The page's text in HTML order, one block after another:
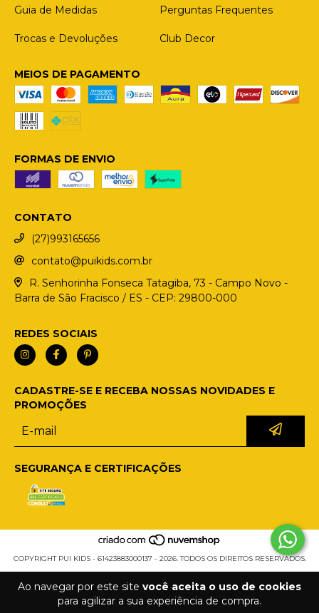
Ao navegar por este site você aceita o uso de cookies
para agilizar a sua experiência de compra.
Guia de Medidas Perguntas Frequentes
Trocas e Devoluções Club Decor
MEIOS DE PAGAMENTO
FORMAS DE ENVIO
CONTATO
(27)993165656
contato@puikids.com.br
R. Senhorinha Fonseca Tatagiba, 73 - Campo Novo -
Barra de São Fracisco / ES - CEP: 29800-000
REDES SOCIAIS
CADASTRE-SE E RECEBA NOSSAS NOVIDADES E
PROMOÇÕES
SEGURANÇA E CERTIFICAÇÕES
COPYRIGHT PUI KIDS - 61423883000137 - 2026. TODOS OS DIREITOS RESERVADOS.